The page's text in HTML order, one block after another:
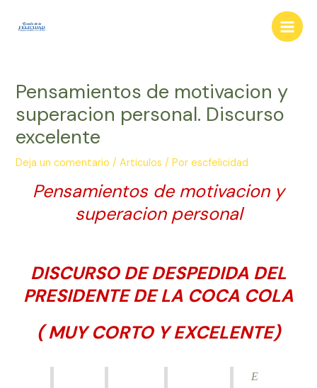
Main
Pensamientos de motivacion y
superacion personal. Discurso
excelente
Deja un comentario /Articulos / Porescfelicidad
Pensamientos de motivacion y
superacion personal
DISCURSO DE DESPEDIDA DEL
PRESIDENTE DE LA COCA COLA
( MUY CORTO Y EXCELENTE)
E